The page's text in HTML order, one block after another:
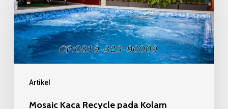
Artikel
Recycle
pada
Kolam
Renang
Mosaic Kaca Recycle pada Kolam